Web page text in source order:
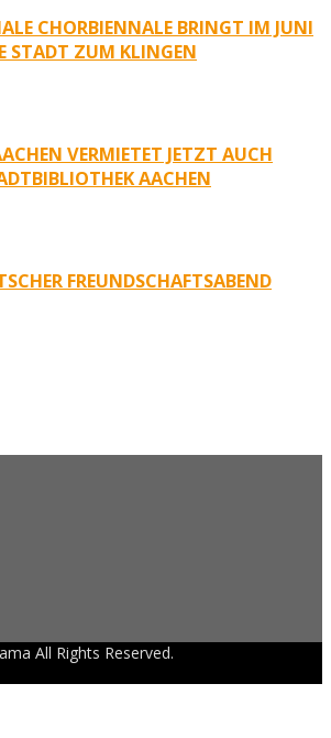
CHORBIENNALE BRINGT IM JUNI
STADT ZUM KLINGEN
VERMIETET JETZT AUCH
AACHEN
FREUNDSCHAFTSABEND
All Rights Reserved.